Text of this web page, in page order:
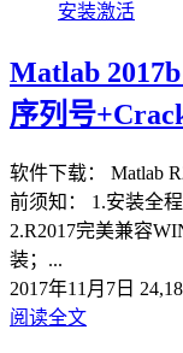
安装激活
Matlab
序列号
软件下载： Matlab
前须知： 1.安装全
2.R2017完美兼容
装；...
2017年11月7日
阅读全文